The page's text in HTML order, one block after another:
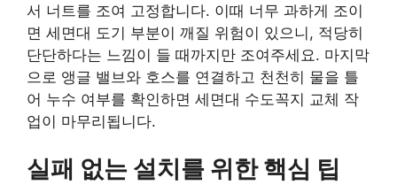
서 너트를 조여 고정합니다. 이때 너무 과하게 조이
면 세면대 도기 부분이 깨질 위험이 있으니, 적당히
단단하다는 느낌이 들 때까지만 조여주세요. 마지막
으로 앵글 밸브와 호스를 연결하고 천천히 물을 틀
어 누수 여부를 확인하면 세면대 수도꼭지 교체 작
업이 마무리됩니다.
실패 없는 설치를 위한 핵심 팁